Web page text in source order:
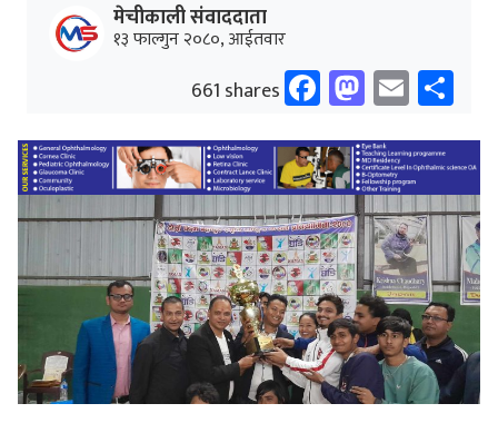
मेचीकाली संवाददाता
१३ फाल्गुन २०८०, आईतवार
661 shares Facebook
Email